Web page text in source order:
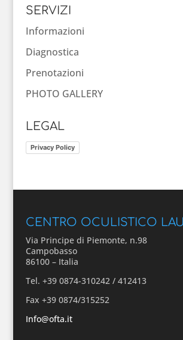
SERVIZI
Informazioni
Diagnostica
Prenotazioni
PHOTO GALLERY
LEGAL
Privacy Policy
CENTRO OCULISTICO
Via Principe di Piemonte, n.98
Campobasso
86100 – Italia
Tel. +39 0874-310242 / 412413
Fax +39 0874/315252
Info@ofta.it